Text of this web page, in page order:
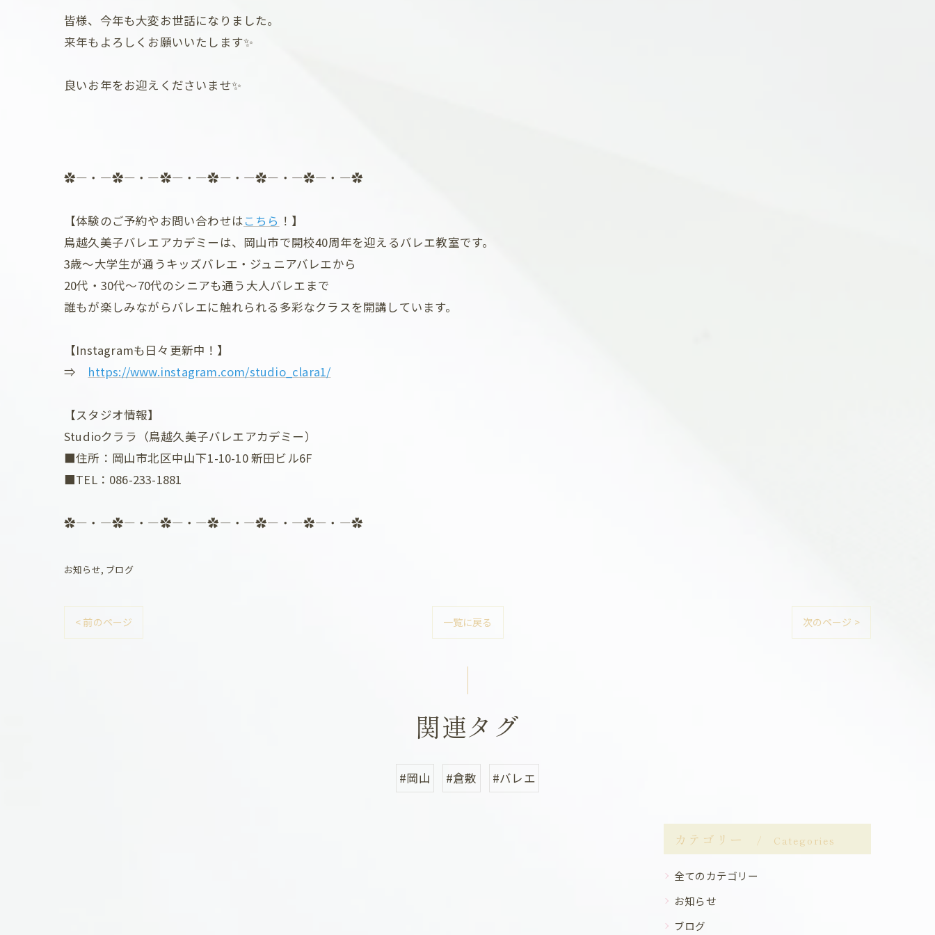
皆様、今年も大変お世話になりました。
来年もよろしくお願いいたします✨
良いお年をお迎えくださいませ✨
✿―・―✿―・―✿―・―✿―・―✿―・―✿―・―✿
【体験のご予約やお問い合わせはこちら ！】
鳥越久美子バレエアカデミーは、岡山市で開校40周年を迎えるバレエ教室です。
3歳～大学生が通うキッズバレエ・ジュニアバレエから
20代・30代～70代のシニアも通う大人バレエまで
誰もが楽しみながらバレエに触れられる多彩なクラスを開講しています。
【Instagramも日々更新中！】
⇒ https://www.instagram.com/studio_clara1/
【スタジオ情報】
Studioクララ（鳥越久美子バレエアカデミー）
■住所：岡山市北区中山下1-10-10 新田ビル6F
■TEL：086-233-1881
✿―・―✿―・―✿―・―✿―・―✿―・―✿―・―✿
お知らせ ブログ
< 前のページ 一覧に戻る 次のページ >
関連タグ
#岡山 #倉敷 #バレエ
カテゴリー Categories
全てのカテゴリー
お知らせ
ブログ